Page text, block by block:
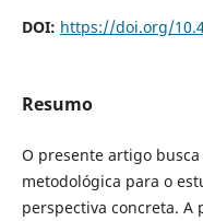
DOI: https://doi.org/
Resumo
O presente artigo
metodológica para o
perspectiva concreta.